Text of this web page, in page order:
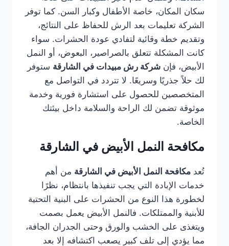
سكان المكان، خاصة الأطفال وكبار السن. كما توفر
الشركة تعليمات بعد الرش للحفاظ على النتائج،
وتقديم خطة وقائية لتفادي عودة الحشرات. سواء
كانت المشكلة تتعلق بالصراصير، البعوض، أو النمل
الأبيض، فإن شركة رش مبيدات في الشارقة ستوفر
لك حلاً جذريًا وسريعًا. لا تتردد في التواصل مع
المتخصصين للحصول على استشارة فورية وخدمة
موثوقة تضمن لك الراحة والسلامة داخل بيئتك
الخاصة.
مكافحة النمل الأبيض في الشارقة
تُعد مكافحة النمل الأبيض في الشارقة من أهم
خدمات الإبادة التي يجب تنفيذها بانتظام، نظرًا
لخطورة هذا النوع من الحشرات على البنية التحتية
للأبنية والممتلكات. فالنمل الأبيض يعمل بصمت
ويتغذى على الخشب والورق وحتى الجدران الجافة،
مما يؤدي إلى تلف كبير يصعب اكتشافه إلا بعد